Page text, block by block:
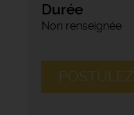
Durée
Non renseignée
POSTULEZ